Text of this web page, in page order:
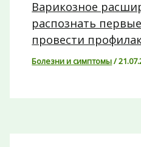
Варикозное
распознать
провести
Болезни и симптомы/